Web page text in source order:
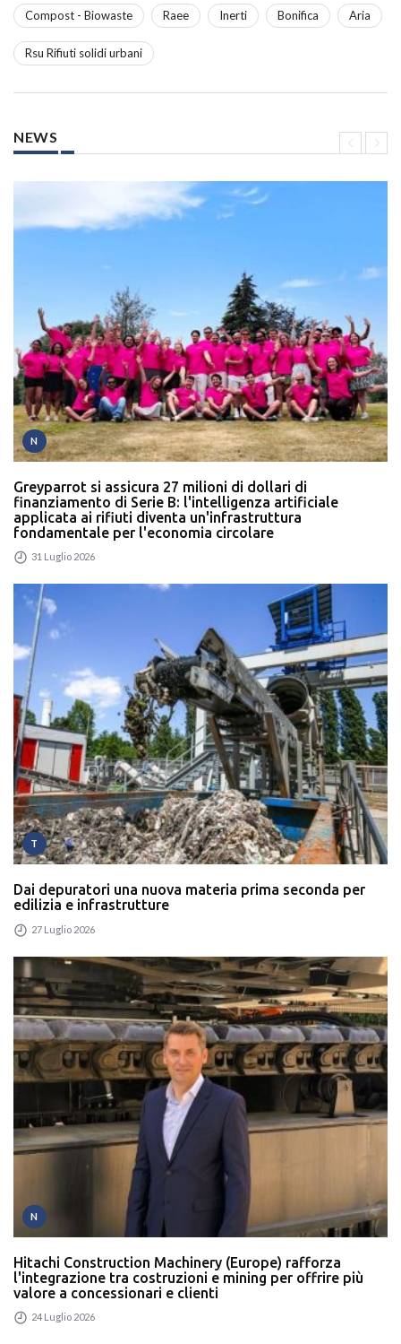
Compost - Biowaste Raee Inerti Bonifica Aria
Rsu Rifiuti solidi urbani
NEWS
N
Greyparrot si assicura 27 milioni di dollari di
finanziamento di Serie B: l'intelligenza artificiale
applicata ai rifiuti diventa un'infrastruttura
fondamentale per l'economia circolare
31 Luglio 2026
T
Dai depuratori una nuova materia prima seconda per
edilizia e infrastrutture
27 Luglio 2026
N
Hitachi Construction Machinery (Europe) rafforza
l'integrazione tra costruzioni e mining per offrire più
valore a concessionari e clienti
24 Luglio 2026